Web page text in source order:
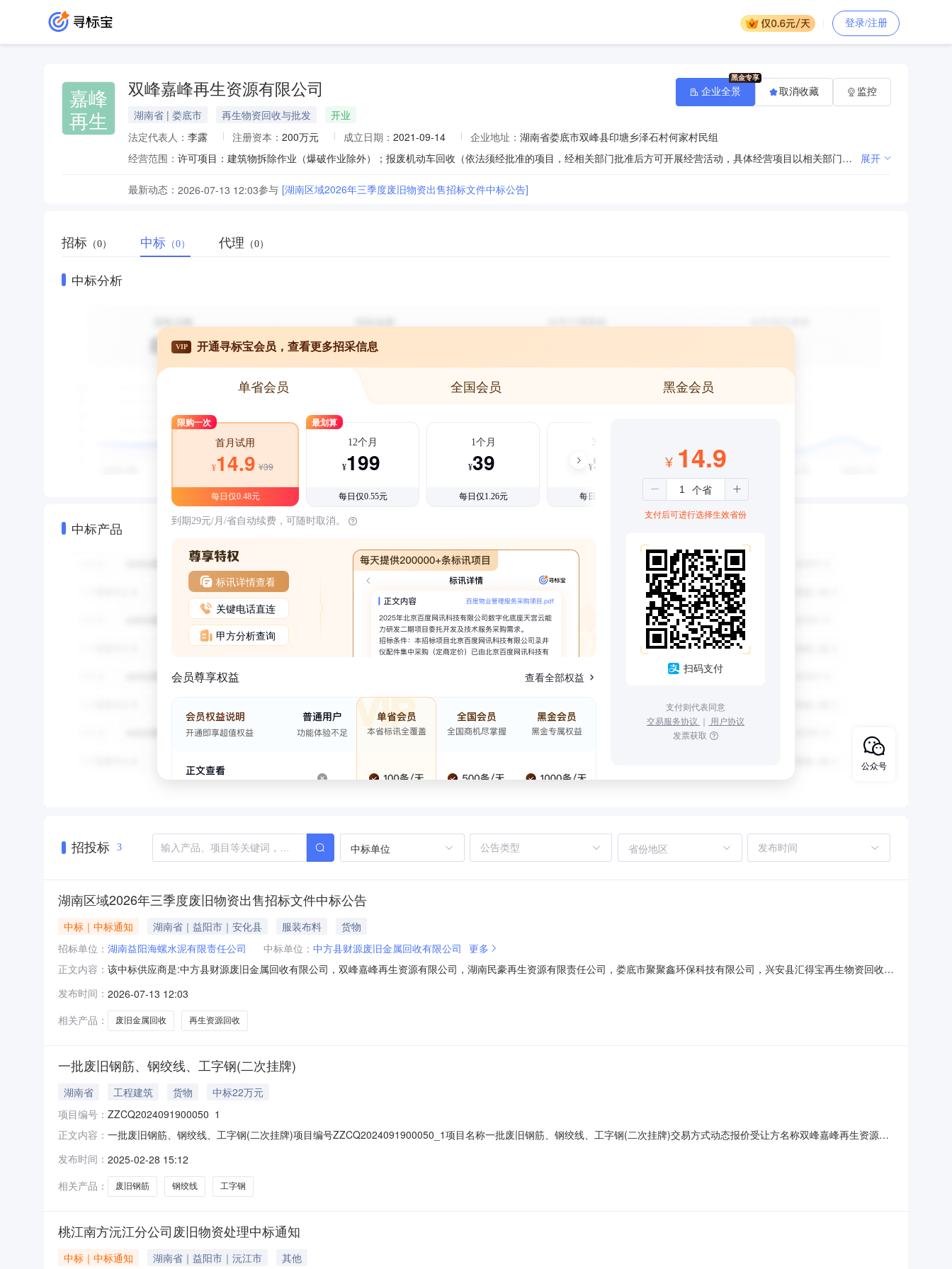
登录/注册
嘉峰
再生
双峰嘉峰再生资源有限公司
湖南省 | 娄底市 再生物资回收与批发
开业
法定代表人： 李露 注册资本： 200万元 成立日期： 2021-09-14 企业地址： 湖南省娄底市双峰县印塘乡泽石村何家村民组
经营范围：
许可项目：建筑物拆除作业（爆破作业除外）；报废机动车回收（依法须经批准的项目，经相关部门批准后方可开展经营活动，具体经营项目以相关部门批准文件或许可证件为准）一般项目：再生资源回收（除生产性废旧金属）；再生资源销售；生产性废旧金属回收；再生资源加工；金属废料和碎屑加工处理；有色金属合金销售；电子元器件与机电组件设备销售；耐火材料销售（除依法须经批准的项目外，凭营业执照依法自主开展经营活动） 展开
最新动态： 2026-07-13 12:03参与 [湖南区域2026年三季度废旧物资出售招标文件中标公告]
企业全景 取消收藏 监控
招标 （0） 中标 （0） 代理 （0）
中标分析
中标产品
VIP 开通寻标宝会员，查看更多招采信息
单省会员 全国会员 黑金会员
限购一次
首月试用
¥14.9 ¥39
每日仅0.48元
最划算
12个月
¥199
每日仅0.55元
1个月
¥39
每日仅1.26元
3个月
¥99
每日仅1.08元
到期29元/月/省自动续费，可随时取消。
标讯详情查看
关键电话直连
甲方分析查询
会员尊享权益 查看全部权益
¥ 14.9
支付后可进行选择生效省份
扫码支付
支付则代表同意
交易服务协议 ｜ 用户协议
发票获取
招投标 3 中标单位 省份地区
湖南区域2026年三季度废旧物资出售招标文件中标公告
中标｜中标通知 湖南省｜益阳市｜安化县 服装布料
货物
招标单位： 湖南益阳海螺水泥有限责任公司 中标单位： 中方县财源废旧金属回收有限公司 更多
正文内容： 该中标供应商是:中方县财源废旧金属回收有限公司，双峰嘉峰再生资源有限公司，湖南民豪再生资源有限责任公司，娄底市聚聚鑫环保科技有限公司，兴安县汇得宝再生物资回收有
湖南益阳海螺水泥有限责任公司联系,办理合同签订事宜。
发布时间： 2026-07-13 12:03
相关产品：
废旧金属回收 再生资源回收
一批废旧钢筋、钢绞线、工字钢(二次挂牌)
湖南省 工程建筑 货物
中标22万元
项目编号： ZZCQ2024091900050_1
正文内容： 一批废旧钢筋、钢绞线、工字钢(二次挂牌)项目编号ZZCQ2024091900050_1项目名称一批废旧钢筋、钢绞线、工字钢(二次挂牌)交易方式动态报价受让方名称双峰嘉峰再生资源有
发布时间： 2025-02-28 15:12
相关产品：
废旧钢筋 钢绞线 工字钢
桃江南方沅江分公司废旧物资处理中标通知
中标｜中标通知 湖南省｜益阳市｜沅江市 其他
公众号